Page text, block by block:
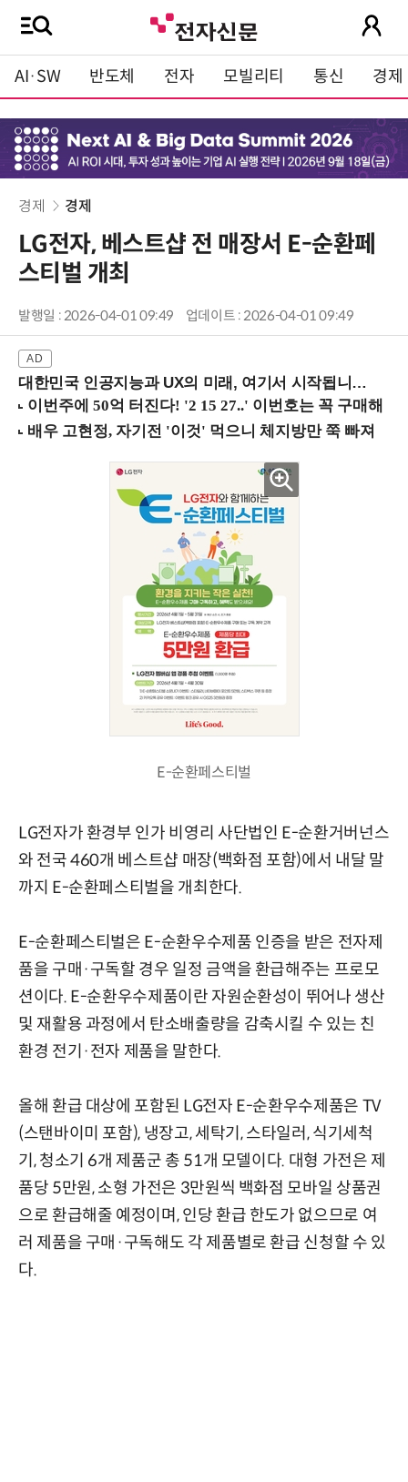
AI·SW 반도체 전자 모빌리티 통신 경제
경제 경제
LG전자, 베스트샵 전 매장서 E-순환페
스티벌 개최
발행일 : 2026-04-01 09:49 업데이트 : 2026-04-01 09:49
대한민국 인공지능과 UX의 미래, 여기서 시작됩니다! (9/2 강남역)
E-순환페스티벌
LG전자가 환경부 인가 비영리 사단법인 E-순환거버넌스
와 전국 460개 베스트샵 매장(백화점 포함)에서 내달 말
까지 E-순환페스티벌을 개최한다.
E-순환페스티벌은 E-순환우수제품 인증을 받은 전자제
품을 구매·구독할 경우 일정 금액을 환급해주는 프로모
션이다. E-순환우수제품이란 자원순환성이 뛰어나 생산
및 재활용 과정에서 탄소배출량을 감축시킬 수 있는 친
환경 전기·전자 제품을 말한다.
올해 환급 대상에 포함된 LG전자 E-순환우수제품은 TV
(스탠바이미 포함), 냉장고, 세탁기, 스타일러, 식기세척
기, 청소기 6개 제품군 총 51개 모델이다. 대형 가전은 제
품당 5만원, 소형 가전은 3만원씩 백화점 모바일 상품권
으로 환급해줄 예정이며, 인당 환급 한도가 없으므로 여
러 제품을 구매·구독해도 각 제품별로 환급 신청할 수 있
다.